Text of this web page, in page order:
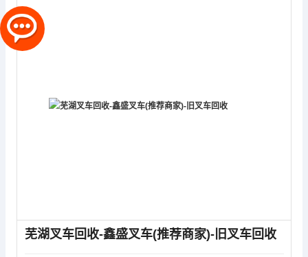
芜湖叉车回收-鑫盛叉车(推荐商家)-旧叉车回收